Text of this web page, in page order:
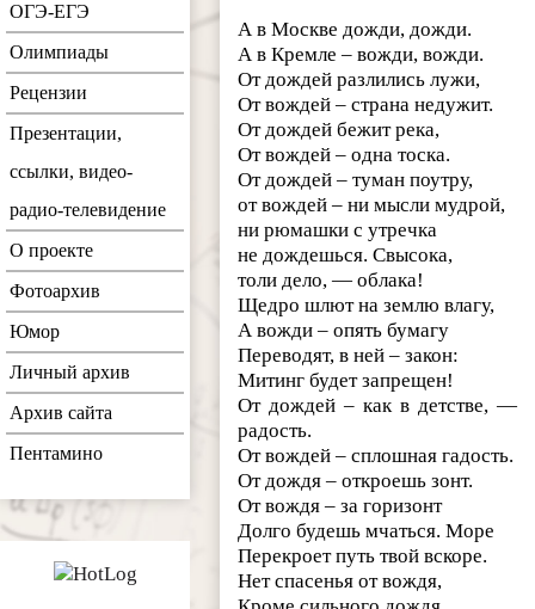
А в Москве дожди, дожди.
А в Кремле – вожди, вожди.
От дождей разлились лужи,
От вождей – страна недужит.
От дождей бежит река,
От вождей – одна тоска.
От дождей – туман поутру,
от вождей – ни мысли мудрой,
ни рюмашки с утречка
не дождешься. Свысока,
толи дело, — облака!
Щедро шлют на землю влагу,
А вожди – опять бумагу
Переводят, в ней – закон:
Митинг будет запрещен!
От дождей – как в детстве, —
радость.
От вождей – сплошная гадость.
От дождя – откроешь зонт.
От вождя – за горизонт
Долго будешь мчаться. Море
Перекроет путь твой вскоре.
Нет спасенья от вождя,
ОГЭ-ЕГЭ
Олимпиады
Рецензии
Презентации,
ссылки, видео-
радио-телевидение
О проекте
Фотоархив
Юмор
Личный архив
Архив сайта
Пентамино